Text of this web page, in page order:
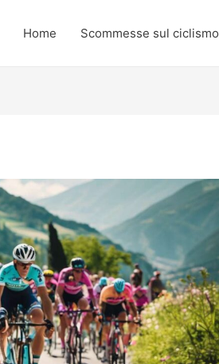
Home Scommesse sul ciclismo